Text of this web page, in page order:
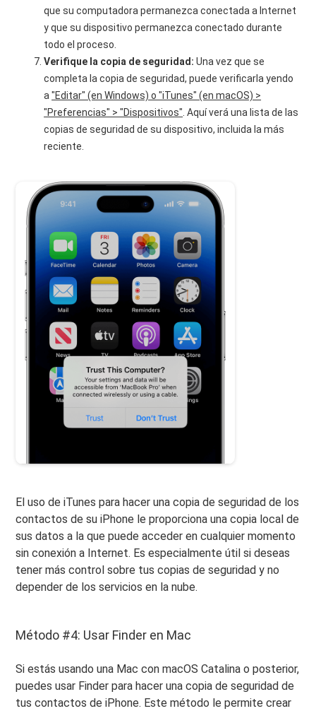
que su computadora permanezca conectada a Internet
y que su dispositivo permanezca conectado durante
todo el proceso.
Verifique la copia de seguridad: Una vez que se
completa la copia de seguridad, puede verificarla yendo
a"Editar" (en Windows) o "iTunes" (en macOS) >
"Preferencias" > "Dispositivos" . Aquí verá una lista de las
copias de seguridad de su dispositivo, incluida la más
reciente.
El uso de iTunes para hacer una copia de seguridad de los
contactos de su iPhone le proporciona una copia local de
sus datos a la que puede acceder en cualquier momento
sin conexión a Internet. Es especialmente útil si deseas
tener más control sobre tus copias de seguridad y no
depender de los servicios en la nube.
Método #4: Usar Finder en Mac
Si estás usando una Mac con macOS Catalina o posterior,
puedes usar Finder para hacer una copia de seguridad de
tus contactos de iPhone. Este método le permite crear